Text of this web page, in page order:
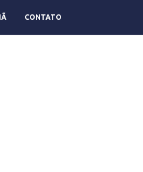
CONTATO